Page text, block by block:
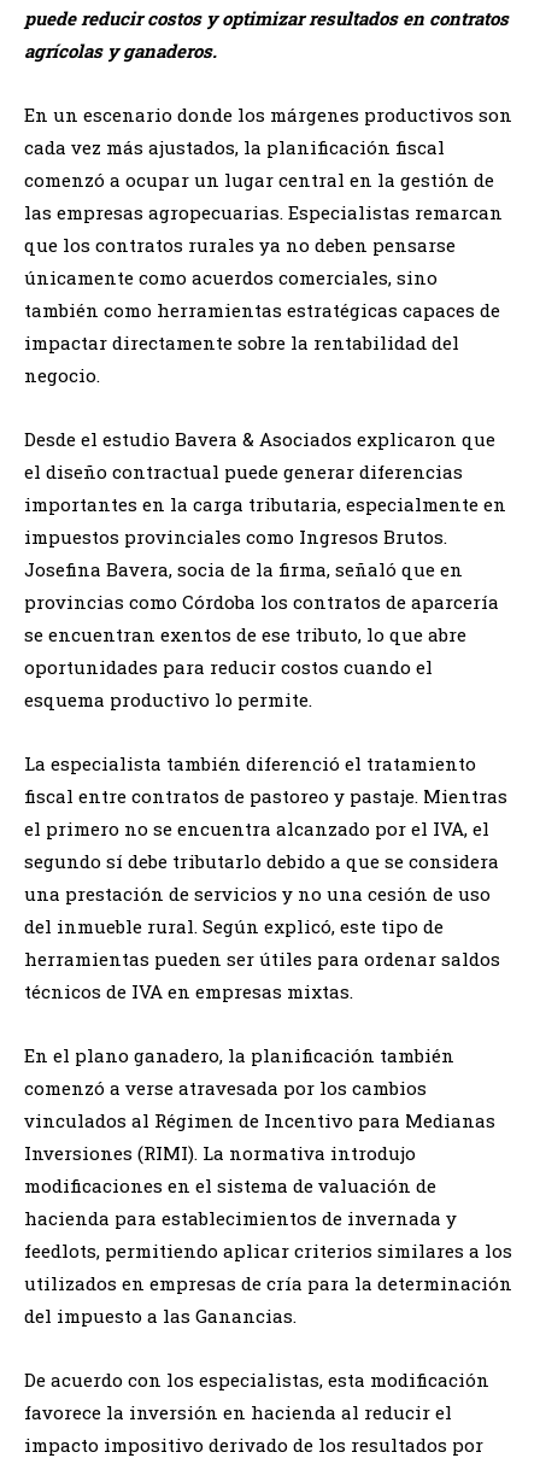
puede reducir costos y optimizar resultados en contratos
agrícolas y ganaderos.
En un escenario donde los márgenes productivos son
cada vez más ajustados, la planificación fiscal
comenzó a ocupar un lugar central en la gestión de
las empresas agropecuarias. Especialistas remarcan
que los contratos rurales ya no deben pensarse
únicamente como acuerdos comerciales, sino
también como herramientas estratégicas capaces de
impactar directamente sobre la rentabilidad del
negocio.
Desde el estudio Bavera & Asociados explicaron que
el diseño contractual puede generar diferencias
importantes en la carga tributaria, especialmente en
impuestos provinciales como Ingresos Brutos.
Josefina Bavera, socia de la firma, señaló que en
provincias como Córdoba los contratos de aparcería
se encuentran exentos de ese tributo, lo que abre
oportunidades para reducir costos cuando el
esquema productivo lo permite.
La especialista también diferenció el tratamiento
fiscal entre contratos de pastoreo y pastaje. Mientras
el primero no se encuentra alcanzado por el IVA, el
segundo sí debe tributarlo debido a que se considera
una prestación de servicios y no una cesión de uso
del inmueble rural. Según explicó, este tipo de
herramientas pueden ser útiles para ordenar saldos
técnicos de IVA en empresas mixtas.
En el plano ganadero, la planificación también
comenzó a verse atravesada por los cambios
vinculados al Régimen de Incentivo para Medianas
Inversiones (RIMI). La normativa introdujo
modificaciones en el sistema de valuación de
hacienda para establecimientos de invernada y
feedlots, permitiendo aplicar criterios similares a los
utilizados en empresas de cría para la determinación
del impuesto a las Ganancias.
De acuerdo con los especialistas, esta modificación
favorece la inversión en hacienda al reducir el
impacto impositivo derivado de los resultados por